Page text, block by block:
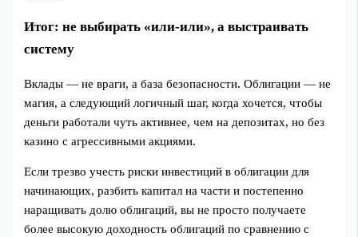
Итог: не выбирать «или‑или», а выстраивать
систему
Вклады — не враги, а база безопасности. Облигации — не
магия, а следующий логичный шаг, когда хочется, чтобы
деньги работали чуть активнее, чем на депозитах, но без
казино с агрессивными акциями.
Если трезво учесть риски инвестиций в облигации для
начинающих, разбить капитал на части и постепенно
наращивать долю облигаций, вы не просто получаете
более высокую доходность облигаций по сравнению с